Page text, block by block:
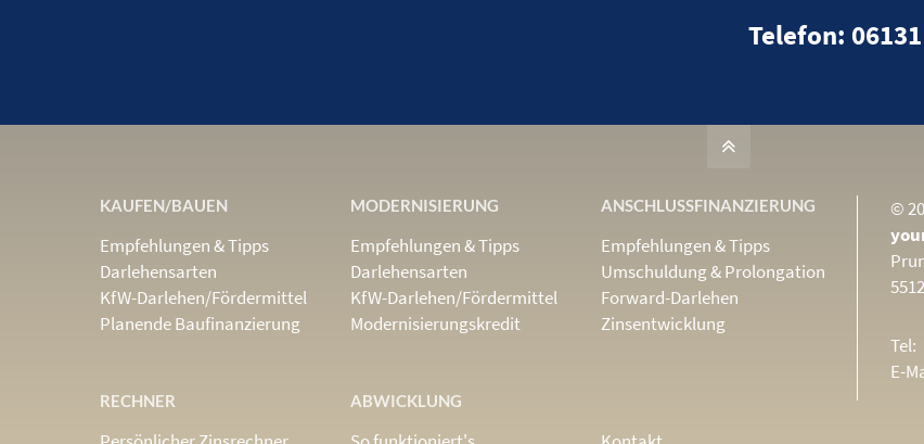
Telefon:
KAUFEN/BAUEN
Empfehlungen & Tipps
Darlehensarten
KfW-Darlehen/Fördermittel
Planende Baufinanzierung
MODERNISIERUNG
Empfehlungen & Tipps
Darlehensarten
KfW-Darlehen/Fördermittel
Modernisierungskredit
ANSCHLUSS­FINANZIERUNG
Empfehlungen & Tipps
Umschuldung & Prolongation
Forward-Darlehen
Zinsentwicklung
RECHNER ABWICKLUNG
©
Tel:
E-